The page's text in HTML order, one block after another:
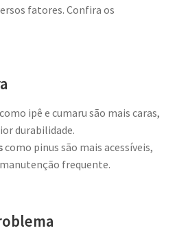
fatores. Confira os
ipê e cumaru são mais caras,
durabilidade.
como pinus são mais acessíveis,
frequente.